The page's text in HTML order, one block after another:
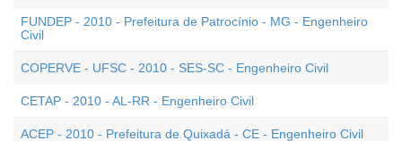
FUNDEP - 2010 - Prefeitura de Patrocínio - MG - Engenheiro
Civil
COPERVE - UFSC - 2010 - SES-SC - Engenheiro Civil
CETAP - 2010 - AL-RR - Engenheiro Civil
ACEP - 2010 - Prefeitura de Quixadá - CE - Engenheiro Civil